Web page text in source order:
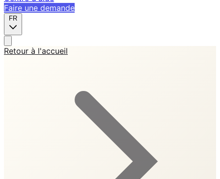
Faire une demande
FR
Retour à l'accueil